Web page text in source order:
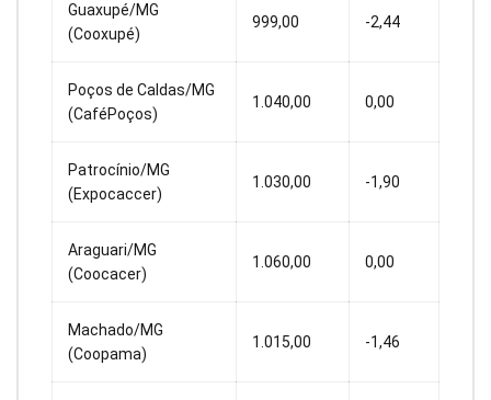
Guaxupé/MG
(Cooxupé)
999,00 -2,44
Poços de Caldas/MG
(CaféPoços)
1.040,00 0,00
Patrocínio/MG
(Expocaccer)
1.030,00 -1,90
Araguari/MG
(Coocacer)
1.060,00 0,00
Machado/MG
(Coopama)
1.015,00 -1,46